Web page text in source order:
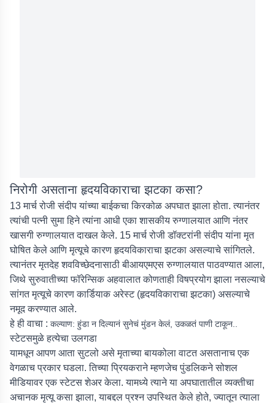
निरोगी असताना हृदयविकाराचा झटका कसा?
13 मार्च रोजी संदीप यांच्या बाईकचा किरकोळ अपघात झाला होता. त्यानंतर
त्यांची पत्नी सुमा हिने त्यांना आधी एका शासकीय रुग्णालयात आणि नंतर
खासगी रुग्णालयात दाखल केले. 15 मार्च रोजी डॉक्टरांनी संदीप यांना मृत
घोषित केले आणि मृत्यूचे कारण हृदयविकाराचा झटका असल्याचे सांगितले.
त्यानंतर मृतदेह शवविच्छेदनासाठी बीआयएमएस रुग्णालयात पाठवण्यात आला,
जिथे सुरुवातीच्या फॉरेन्सिक अहवालात कोणताही विषप्रयोग झाला नसल्याचे
सांगत मृत्यूचे कारण कार्डियाक अरेस्ट (हृदयविकाराचा झटका) असल्याचे
नमूद करण्यात आले.
हे ही वाचा : कल्याण: हुंडा न दिल्यानं सुनेचं मुंडन केलं, उकळतं पाणी टाकून..
स्टेटसमुळे हत्येचा उलगडा
यामधून आपण आता सुटलो असे मृताच्या बायकोला वाटत असतानाच एक
वेगळाच प्रकार घडला. तिच्या प्रियकराने म्हणजेच पुंडलिकने सोशल
मीडियावर एक स्टेटस शेअर केला. यामध्ये त्याने या अपघातातील व्यक्तीचा
अचानक मृत्यू कसा झाला, याबद्दल प्रश्न उपस्थित केले होते, ज्यातून त्याला